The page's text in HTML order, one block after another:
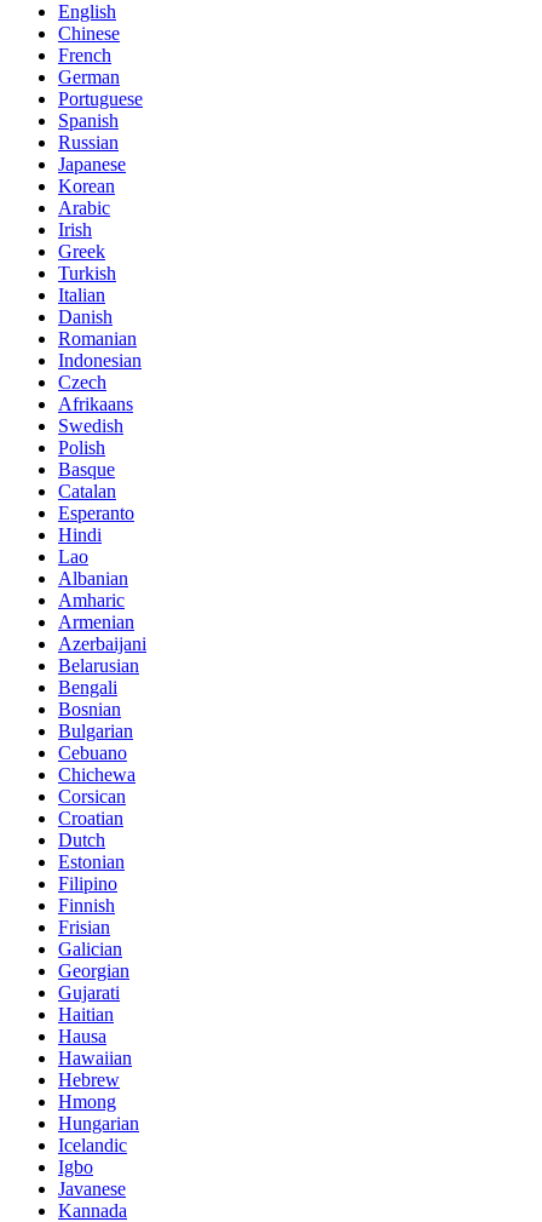
English
Chinese
French
German
Portuguese
Spanish
Russian
Japanese
Korean
Arabic
Irish
Greek
Turkish
Italian
Danish
Romanian
Indonesian
Czech
Afrikaans
Swedish
Polish
Basque
Catalan
Esperanto
Hindi
Lao
Albanian
Amharic
Armenian
Azerbaijani
Belarusian
Bengali
Bosnian
Bulgarian
Cebuano
Chichewa
Corsican
Croatian
Dutch
Estonian
Filipino
Finnish
Frisian
Galician
Georgian
Gujarati
Haitian
Hausa
Hawaiian
Hebrew
Hmong
Hungarian
Icelandic
Igbo
Javanese
Kannada